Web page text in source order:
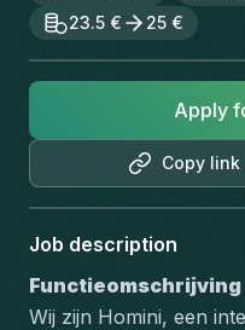
23.5 €
25 €
Copy link
Apply
Job description
Functieomschrijving
Wij zijn Homini, een